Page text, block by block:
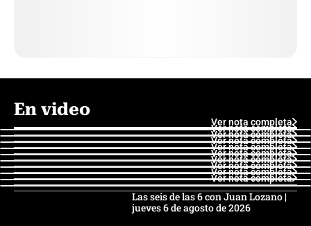
En video
Ver nota completa
Ver nota completa
Ver nota completa
Ver nota completa
Ver nota completa
Ver nota completa
Ver nota completa
Ver nota completa
Ver nota completa
Ver nota completa
Las seis de las 6 con Juan Lozano |
jueves 6 de agosto de 2026